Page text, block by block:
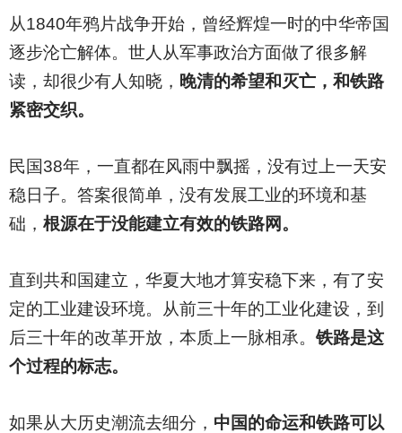
从1840年鸦片战争开始，曾经辉煌一时的中华帝国
逐步沦亡解体。世人从军事政治方面做了很多解
读，却很少有人知晓， 晚清的希望和灭亡，和铁路
紧密交织。
民国38年，一直都在风雨中飘摇，没有过上一天安
稳日子。答案很简单，没有发展工业的环境和基
础， 根源在于没能建立有效的铁路网。
直到共和国建立，华夏大地才算安稳下来，有了安
定的工业建设环境。从前三十年的工业化建设，到
后三十年的改革开放，本质上一脉相承。铁路是这
个过程的标志。
如果从大历史潮流去细分， 中国的命运和铁路可以